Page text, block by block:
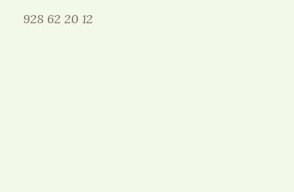
928 62 20 12